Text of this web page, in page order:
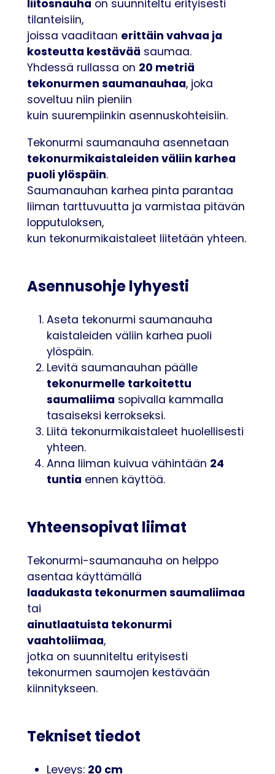
liitosnauha on suunniteltu erityisesti
tilanteisiin,
joissa vaaditaan erittäin vahvaa ja
kosteutta kestävää saumaa.
Yhdessä rullassa on 20 metriä
tekonurmen saumanauhaa, joka
soveltuu niin pieniin
kuin suurempiinkin asennuskohteisiin.
Tekonurmi saumanauha asennetaan
tekonurmikaistaleiden väliin karhea
puoli ylöspäin.
Saumanauhan karhea pinta parantaa
liiman tarttuvuutta ja varmistaa pitävän
lopputuloksen,
kun tekonurmikaistaleet liitetään yhteen.
Asennusohje lyhyesti
Aseta tekonurmi saumanauha
kaistaleiden väliin karhea puoli
ylöspäin.
Levitä saumanauhan päälle
tekonurmelle tarkoitettu
saumaliima sopivalla kammalla
tasaiseksi kerrokseksi.
Liitä tekonurmikaistaleet huolellisesti
yhteen.
Anna liiman kuivua vähintään 24
tuntia ennen käyttöä.
Yhteensopivat liimat
Tekonurmi-saumanauha on helppo
asentaa käyttämällä
laadukasta tekonurmen saumaliimaa
tai
ainutlaatuista tekonurmi
vaahtoliimaa,
jotka on suunniteltu erityisesti
tekonurmen saumojen kestävään
kiinnitykseen.
Tekniset tiedot